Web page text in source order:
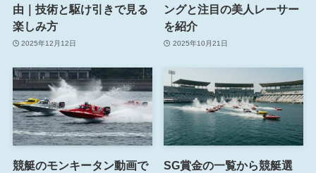
由｜技術と駆け引きで見る
楽しみ方
2025年12月12日
ングと注目の美人レーサー
を紹介
2025年10月21日
競艇のモンキータン動画で
SG賞金の一覧から競艇選